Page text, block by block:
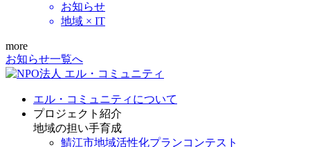
お知らせ
地域 × IT
more
お知らせ一覧へ
エル・コミュニティについて
プロジェクト紹介
地域の担い手育成
鯖江市地域活性化プランコンテスト